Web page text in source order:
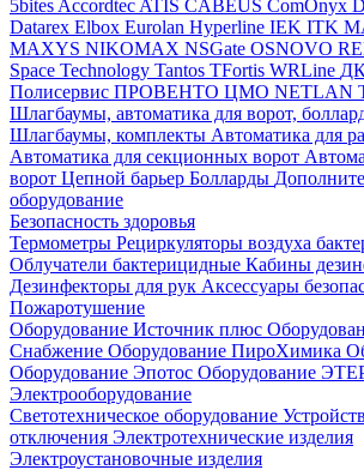
5bites Accordtec ATIS CABEUS ComOnyx
Datarex Elbox Eurolan Hyperline IEK ITK
MAXYS NIKOMAX NSGate OSNOVO
Space Technology Tantos TFortis WRLine
Полисервис ПРОВЕНТО ЦМО NETLAN
Шлагбаумы, автоматика для ворот,
Шлагбаумы, комплекты Автоматика для
Автоматика для секционных ворот
ворот Цепной барьер Болларды
оборудование
Безопасность здоровья
Термометры Рециркуляторы воздуха
Облучатели бактерицидные Кабины
Дезинфекторы для рук Аксессуары
Пожаротушение
Оборудование Источник плюс
Снабжение Оборудование ПироХимика
Оборудование Эпотос Оборудование
Электрооборудование
Светотехническое оборудование
отключения Электротехнические изделия
Электроустановочные изделия